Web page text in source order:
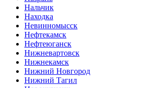
Нальчик
Находка
Невинномысск
Нефтекамск
Нефтеюганск
Нижневартовск
Нижнекамск
Нижний Новгород
Нижний Тагил